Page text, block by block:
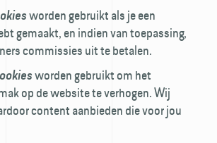
worden gebruikt als je een
gemaakt, en indien van toepassing,
commissies uit te betalen.
worden gebruikt om het
op de website te verhogen. Wij
content aanbieden die voor jou